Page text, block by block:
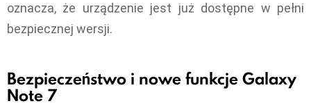
oznacza, że urządzenie jest już dostępne w pełni
bezpiecznej wersji.
Bezpieczeństwo i nowe funkcje Galaxy
Note 7